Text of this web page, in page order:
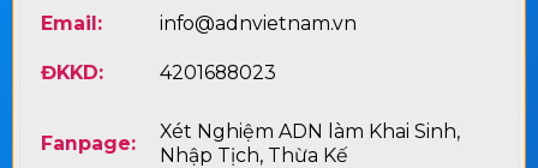
Email: info@adnvietnam.vn
ĐKKD: 4201688023
Fanpage:
Xét Nghiệm ADN làm Khai Sinh,
Nhập Tịch, Thừa Kế